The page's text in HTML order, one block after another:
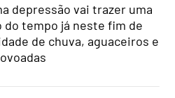
depressão vai trazer uma
do tempo já neste fim de
de chuva, aguaceiros e